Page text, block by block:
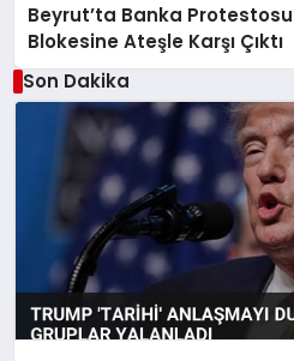
Beyrut’ta Banka
Blokesine Ateşle Karşı Çıktı
Son Dakika